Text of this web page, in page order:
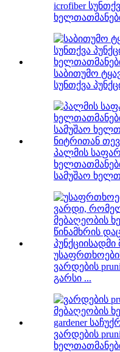
icrofiber
საბითუმო
სუნთქვა
პალმის
სამუშაო
ვარდების
გარსი ...
ვარდების